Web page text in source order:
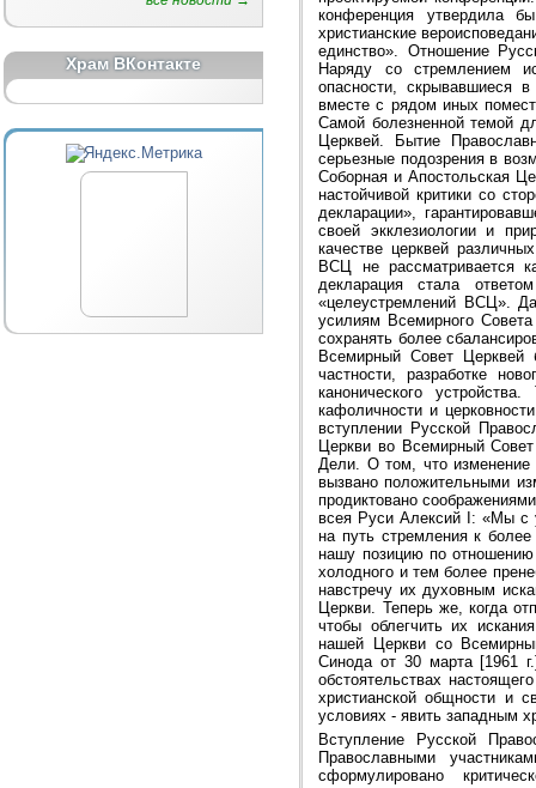
Храм ВКонтакте
конференция утвердила
христианские
единство». Отношение
Наряду со стремлением
опасности, скрывавшиеся
вместе с рядом иных
Самой болезненной темой
Церквей. Бытие
серьезные подозрения в
Соборная и Апостольская
настойчивой критики со
декларации»,
своей экклезиологии и
качестве церквей
ВСЦ не рассматривается
декларация стала
«целеустремлений ВСЦ».
усилиям Всемирного Совета
сохранять более
Всемирный Совет Церквей
частности, разработке
канонического
кафоличности и
вступлении Русской
Церкви во Всемирный
Дели. О том, что изменение
вызвано положительными
продиктовано
всея Руси Алексий I: «Мы с
на путь стремления к
нашу позицию по
холодного и тем более
навстречу их духовным
Церкви. Теперь же, когда
чтобы облегчить их
нашей Церкви со
Синода от 30 марта [1961
обстоятельствах
христианской общности и
условиях - явить западным
Вступление Русской
Православными
сформулировано